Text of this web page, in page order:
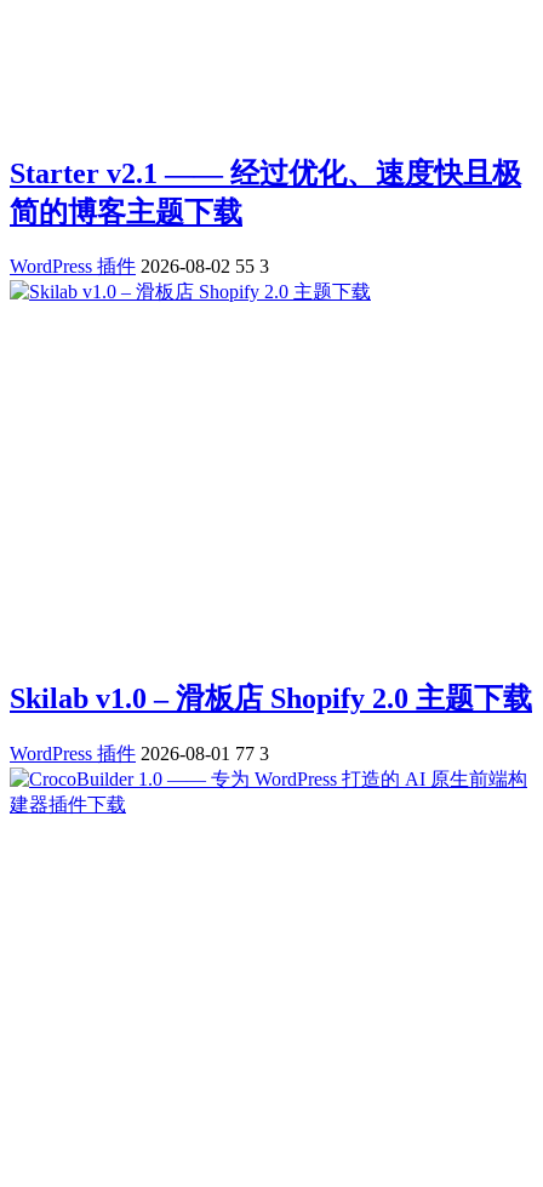
Starter v2.1 —— 经过优化、速度快且极
简的博客主题下载
WordPress 插件 2026-08-02 55 3
Skilab v1.0 – 滑板店 Shopify 2.0 主题下载
WordPress 插件 2026-08-01 77 3